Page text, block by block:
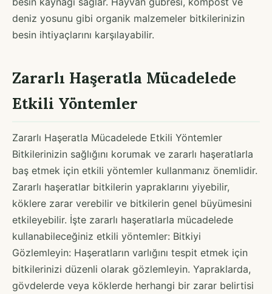
deniz yosunu gibi organik malzemeler bitkilerinizin
besin ihtiyaçlarını karşılayabilir.
Zararlı Haşeratla Mücadelede
Etkili Yöntemler
Zararlı Haşeratla Mücadelede Etkili Yöntemler
Bitkilerinizin sağlığını korumak ve zararlı haşeratlarla
baş etmek için etkili yöntemler kullanmanız önemlidir.
Zararlı haşeratlar bitkilerin yapraklarını yiyebilir,
köklere zarar verebilir ve bitkilerin genel büyümesini
etkileyebilir. İşte zararlı haşeratlarla mücadelede
kullanabileceğiniz etkili yöntemler: Bitkiyi
Gözlemleyin: Haşeratların varlığını tespit etmek için
bitkilerinizi düzenli olarak gözlemleyin. Yapraklarda,
gövdelerde veya köklerde herhangi bir zarar belirtisi